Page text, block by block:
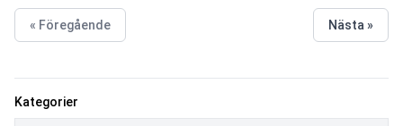
Kategorier
« Föregående Nästa »